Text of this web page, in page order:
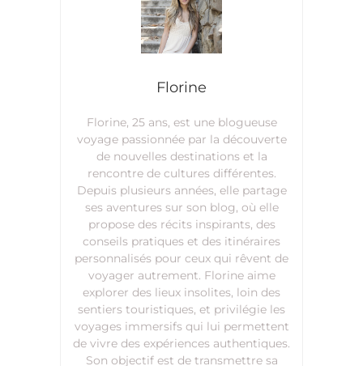
Florine
Florine, 25 ans, est une blogueuse
voyage passionnée par la découverte
de nouvelles destinations et la
rencontre de cultures différentes.
Depuis plusieurs années, elle partage
ses aventures sur son blog, où elle
propose des récits inspirants, des
conseils pratiques et des itinéraires
personnalisés pour ceux qui rêvent de
voyager autrement. Florine aime
explorer des lieux insolites, loin des
sentiers touristiques, et privilégie les
voyages immersifs qui lui permettent
de vivre des expériences authentiques.
Son objectif est de transmettre sa